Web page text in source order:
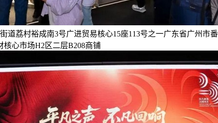
道荔村裕成南3号广进贸易核心15座113号之一广东省广州市
核心市场H2区二层B208商铺